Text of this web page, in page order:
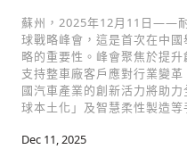
蘇州，2025年12月11日——
球戰略峰會，這是首次在中
略的重要性。峰會聚焦於提
支持整車廠客戶應對行業變
國汽車產業的創新活力將助
球本土化」及智慧柔性製造
Dec 11, 2025